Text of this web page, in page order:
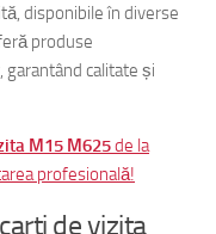
disponibile în diverse
produse
garantând calitate și
M15 M625de la
profesională!
de vizita